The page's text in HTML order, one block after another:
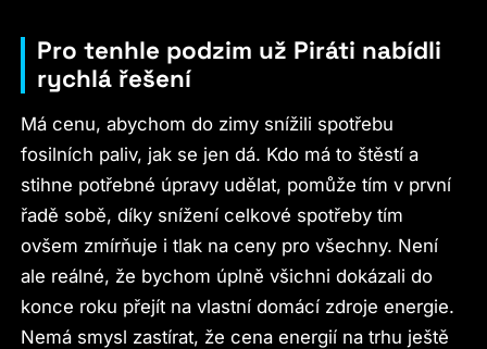
Pro tenhle podzim už Piráti nabídli
rychlá řešení
Má cenu, abychom do zimy snížili spotřebu
fosilních paliv, jak se jen dá. Kdo má to štěstí a
stihne potřebné úpravy udělat, pomůže tím v první
řadě sobě, díky snížení celkové spotřeby tím
ovšem zmírňuje i tlak na ceny pro všechny. Není
ale reálné, že bychom úplně všichni dokázali do
konce roku přejít na vlastní domácí zdroje energie.
Nemá smysl zastírat, že cena energií na trhu ještě